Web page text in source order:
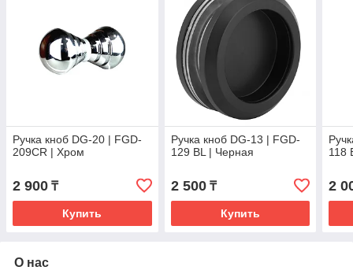
Ручка кноб DG-20 | FGD-
209CR | Хром
2 900 ₸
Купить
Ручка кноб DG-13 | FGD-
129 BL | Черная
2 500₸
Купить
118
2
О нас